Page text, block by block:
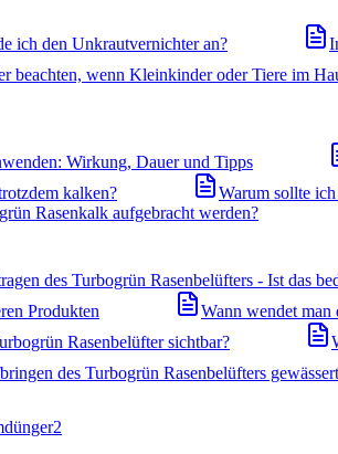
ich den Unkrautvernichter an?
beachten, wenn Kleinkinder oder Tiere im
Wirkung, Dauer und Tipps
kalken?
Warum sollte
Rasenkalk aufgebracht werden?
des Turbogrün Rasenbelüfters - Ist das
Produkten
Wann wendet man
Rasenbelüfter sichtbar?
des Turbogrün Rasenbelüfters
2